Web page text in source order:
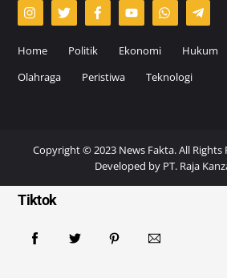
Home Politik Ekonomi Hukum
Olahraga
Peristiwa Teknologi
Copyright © 2023 News Fakta. All Rights
Developed by PT. Raja
Tiktok